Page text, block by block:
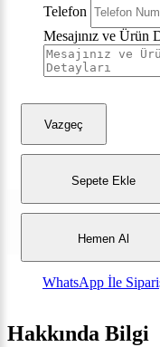
Telefon
Mesajınız ve Ürün
Vazgeç
Sepete Ekle
Hemen Al
WhatsApp İle
Hakkında Bilgi